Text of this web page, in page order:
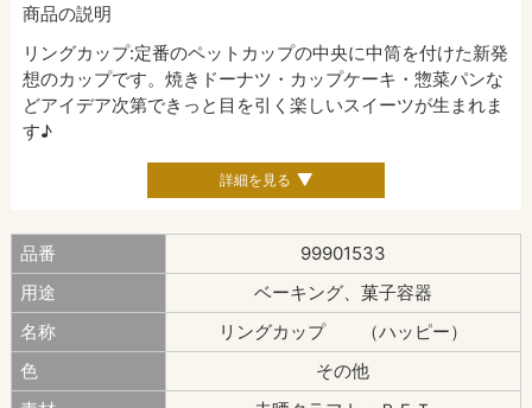
商品の説明
リングカップ:定番のペットカップの中央に中筒を付けた新発
想のカップです。焼きドーナツ・カップケーキ・惣菜パンな
どアイデア次第できっと目を引く楽しいスイーツが生まれま
す♪
詳細を見る
品番
99901533
用途
ベーキング、菓子容器
名称
リングカップ （ハッピー）
色
その他